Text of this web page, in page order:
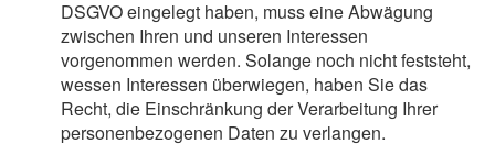
DSGVO eingelegt haben, muss eine Abwägung
zwischen Ihren und unseren Interessen
vorgenommen werden. Solange noch nicht feststeht,
wessen Interessen überwiegen, haben Sie das
Recht, die Einschränkung der Verarbeitung Ihrer
personenbezogenen Daten zu verlangen.